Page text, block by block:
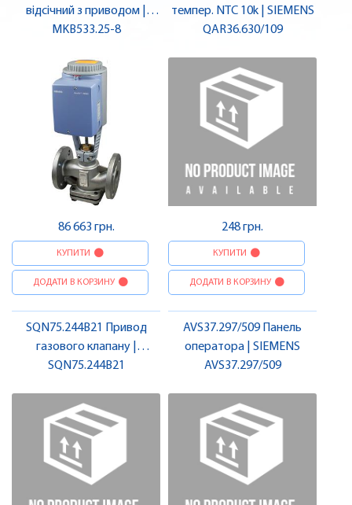
відсічний з приводом |
SIEMENS
MKB533.25-8
86 663 грн.
КУПИТИ
ДОДАТИ В КОРЗИНУ
темпер. NTC 10k | SIEMENS
QAR36.630/109
248 грн.
КУПИТИ
ДОДАТИ В КОРЗИНУ
SQN75.244B21 Привод
газового клапану |
SIEMENS
SQN75.244B21
AVS37.297/509 Панель
оператора | SIEMENS
AVS37.297/509